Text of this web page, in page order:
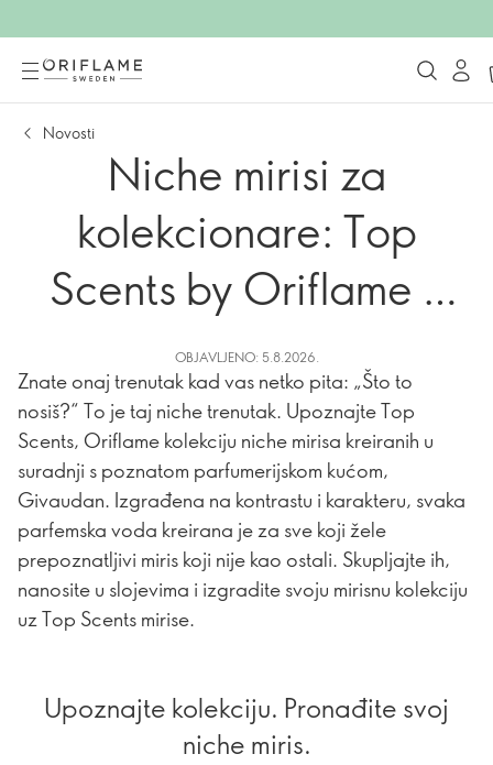
Novosti
Niche mirisi za
kolekcionare: Top
Scents by Oriflame x
Givaudan
OBJAVLJENO: 5.8.2026.
Znate onaj trenutak kad vas netko pita: „Što to
nosiš?“ To je taj niche trenutak. Upoznajte Top
Scents, Oriflame kolekciju niche mirisa kreiranih u
suradnji s poznatom parfumerijskom kućom,
Givaudan. Izgrađena na kontrastu i karakteru, svaka
parfemska voda kreirana je za sve koji žele
prepoznatljivi miris koji nije kao ostali. Skupljajte ih,
nanosite u slojevima i izgradite svoju mirisnu kolekciju
uz Top Scents mirise.
Upoznajte kolekciju. Pronađite svoj
niche miris.